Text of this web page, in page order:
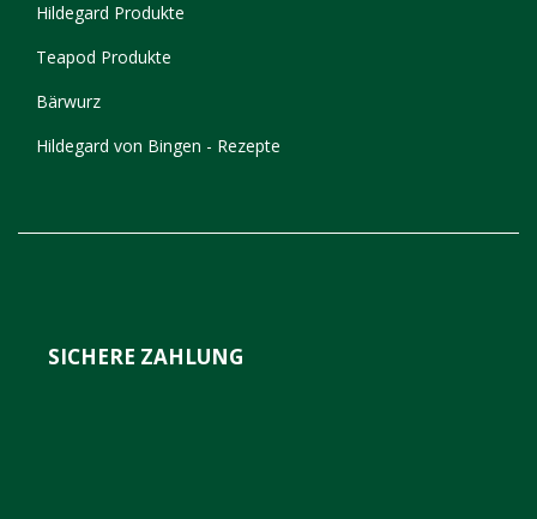
Hildegard Produkte
Teapod Produkte
Bärwurz
Hildegard von Bingen - Rezepte
SICHERE ZAHLUNG